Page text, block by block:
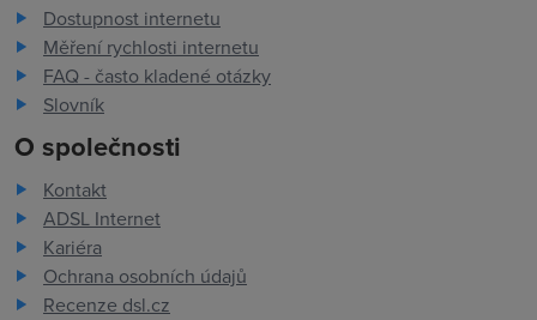
Dostupnost internetu
Měření rychlosti internetu
FAQ - často kladené otázky
Slovník
O společnosti
Kontakt
ADSL Internet
Kariéra
Ochrana osobních údajů
Recenze dsl.cz